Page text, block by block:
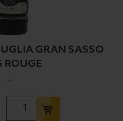
GRAN SASSO
ROUGE
-